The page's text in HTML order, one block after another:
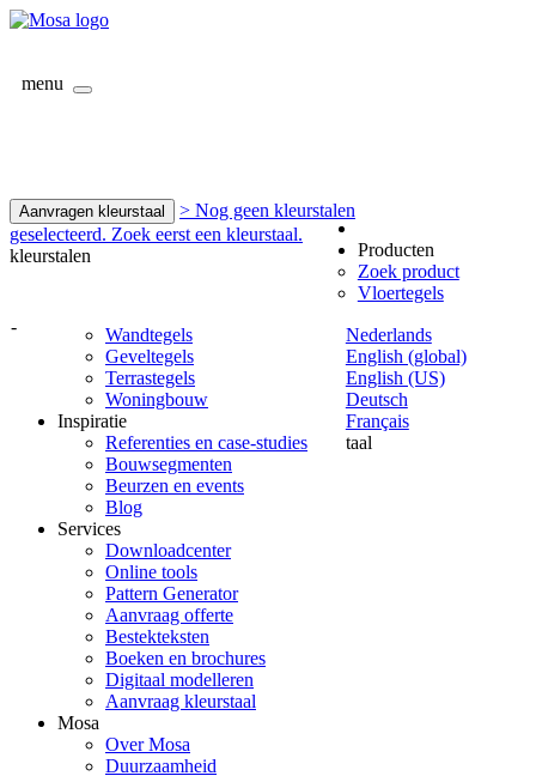
menu
Aanvragen kleurstaal
> Nog geen kleurstalen
geselecteerd. Zoek eerst een kleurstaal.
kleurstalen
-
Nederlands
English (global)
English (US)
Deutsch
Français
taal
Producten
Zoek product
Vloertegels
Wandtegels
Geveltegels
Terrastegels
Woningbouw
Inspiratie
Referenties en case-studies
Bouwsegmenten
Beurzen en events
Blog
Services
Downloadcenter
Online tools
Pattern Generator
Aanvraag offerte
Bestekteksten
Boeken en brochures
Digitaal modelleren
Aanvraag kleurstaal
Mosa
Over Mosa
Duurzaamheid